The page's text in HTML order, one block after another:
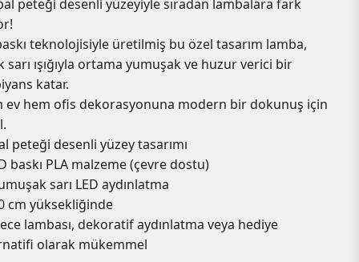
peteği desenli yüzeyiyle sıradan lambalara fark
teknolojisiyle üretilmiş bu özel tasarım lamba,
sarı ışığıyla ortama yumuşak ve huzur verici bir
katar.
ev hem ofis dekorasyonuna modern bir dokunuş için
peteği desenli yüzey tasarımı
baskı PLA malzeme (çevre dostu)
sarı LED aydınlatma
cm yüksekliğinde
lambası, dekoratif aydınlatma veya hediye
olarak mükemmel